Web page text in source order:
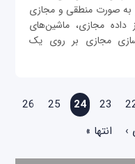
به صورت منطقی و مجازی
داده مجازی، ماشین‌های
مجازی بر روی یک
23
24
25
26
› انتها »